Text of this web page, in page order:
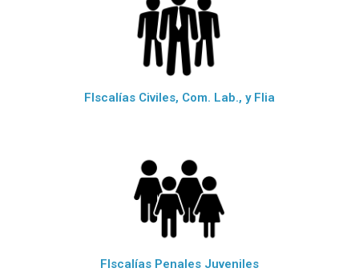
FIscalías Civiles, Com. Lab., y Flia
FIscalías Penales Juveniles